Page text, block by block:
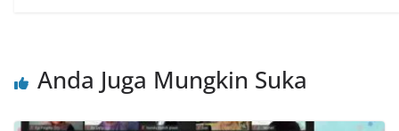
Anda Juga Mungkin Suka